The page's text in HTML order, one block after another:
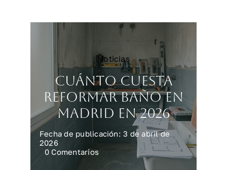
Noticias
Cuánto cuesta
reformar baño en
Madrid en 2026
Fecha de publicación: 3 de abril de
2026
0 Comentarios
Cuánto